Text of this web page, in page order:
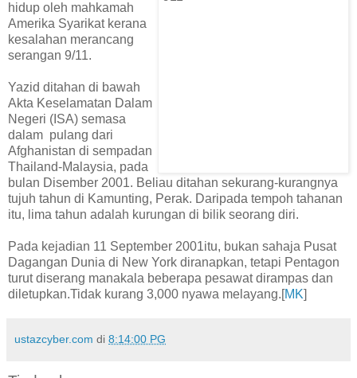
hidup oleh mahkamah
Amerika Syarikat kerana
kesalahan merancang
serangan 9/11.
Yazid ditahan di bawah
Akta Keselamatan Dalam
Negeri (ISA) semasa
dalam pulang dari
Afghanistan di sempadan
Thailand-Malaysia, pada
bulan Disember 2001. Beliau ditahan sekurang-kurangnya
tujuh tahun di Kamunting, Perak. Daripada tempoh tahanan
itu, lima tahun adalah kurungan di bilik seorang diri.
Pada kejadian 11 September 2001itu, bukan sahaja Pusat
Dagangan Dunia di New York diranapkan, tetapi Pentagon
turut diserang manakala beberapa pesawat dirampas dan
diletupkan.Tidak kurang 3,000 nyawa melayang.[MK]
ustazcyber.com di 8:14:00 PG